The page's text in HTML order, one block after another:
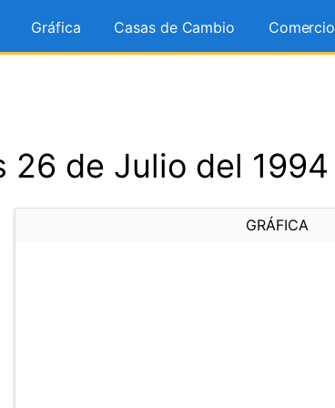
Gráfica Casas de Cambio Comercio
26 de Julio del 1994
GRÁFICA